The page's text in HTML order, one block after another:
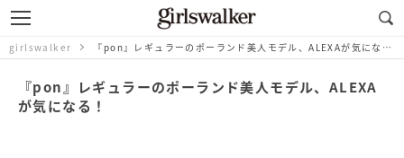
girlswalker 『pon』レギュラーのポーランド美人モデル、ALEXAが気になる！
『pon』レギュラーのポーランド美人モデル、ALEXA
が気になる！